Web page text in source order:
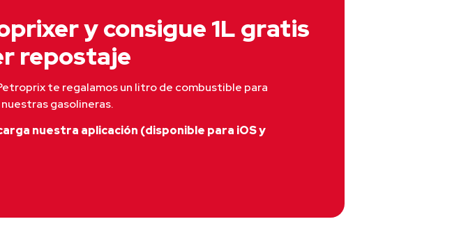
y consigue 1L gratis
repostaje
te regalamos un litro de combustible para
gasolineras.
nuestra aplicación (disponible para iOS y